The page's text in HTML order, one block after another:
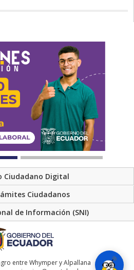
Ciudadano Digital
Ciudadanos
de Información (SNI)
entre Whymper y Alpallana